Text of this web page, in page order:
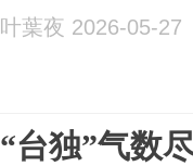
叶葉夜 2026-05-27
“台独”气数